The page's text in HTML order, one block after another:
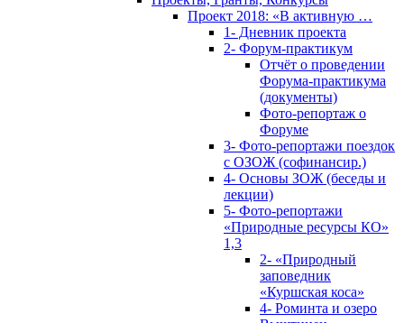
Проект 2018: «В активную …
1- Дневник проекта
2- Форум-практикум
Отчёт о проведении
Форума-практикума
(документы)
Фото-репортаж о
Форуме
3- Фото-репортажи поездок
с ОЗОЖ (софинансир.)
4- Основы ЗОЖ (беседы и
лекции)
5- Фото-репортажи
«Природные ресурсы КО»
1,3
2- «Природный
заповедник
«Куршская коса»
4- Роминта и озеро